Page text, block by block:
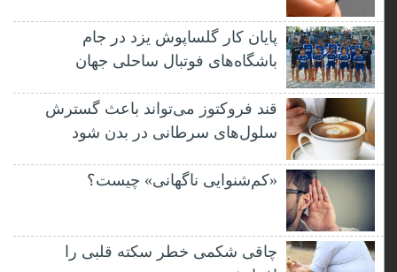
پایان کار گلساپوش یزد در جام
باشگاه‌های فوتبال ساحلی جهان
قند فروکتوز می‌تواند باعث گسترش
سلول‌های سرطانی در بدن شود
«کم‌شنوایی ناگهانی» چیست؟
چاقی شکمی خطر سکته قلبی را